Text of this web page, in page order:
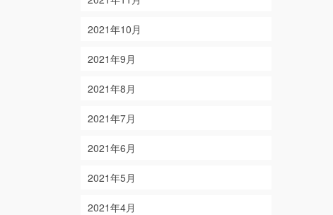
2021年10月
2021年9月
2021年8月
2021年7月
2021年6月
2021年5月
2021年4月